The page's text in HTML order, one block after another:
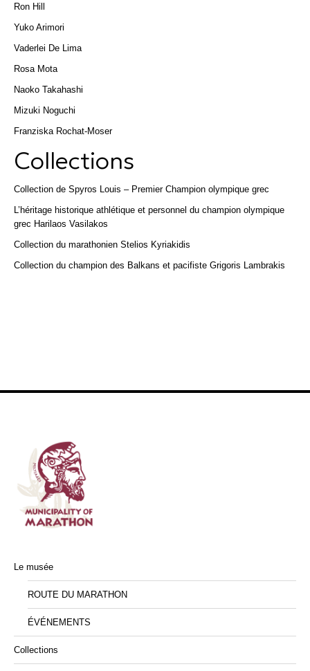
Ron Hill
Yuko Arimori
Vaderlei De Lima
Rosa Mota
Naoko Takahashi
Mizuki Noguchi
Franziska Rochat-Moser
Collections
Collection de Spyros Louis – Premier Champion olympique grec
L’héritage historique athlétique et personnel du champion olympique
grec Harilaos Vasilakos
Collection du marathonien Stelios Kyriakidis
Collection du champion des Balkans et pacifiste Grigoris Lambrakis
Le musée
ROUTE DU MARATHON
ÉVÉNEMENTS
Collections